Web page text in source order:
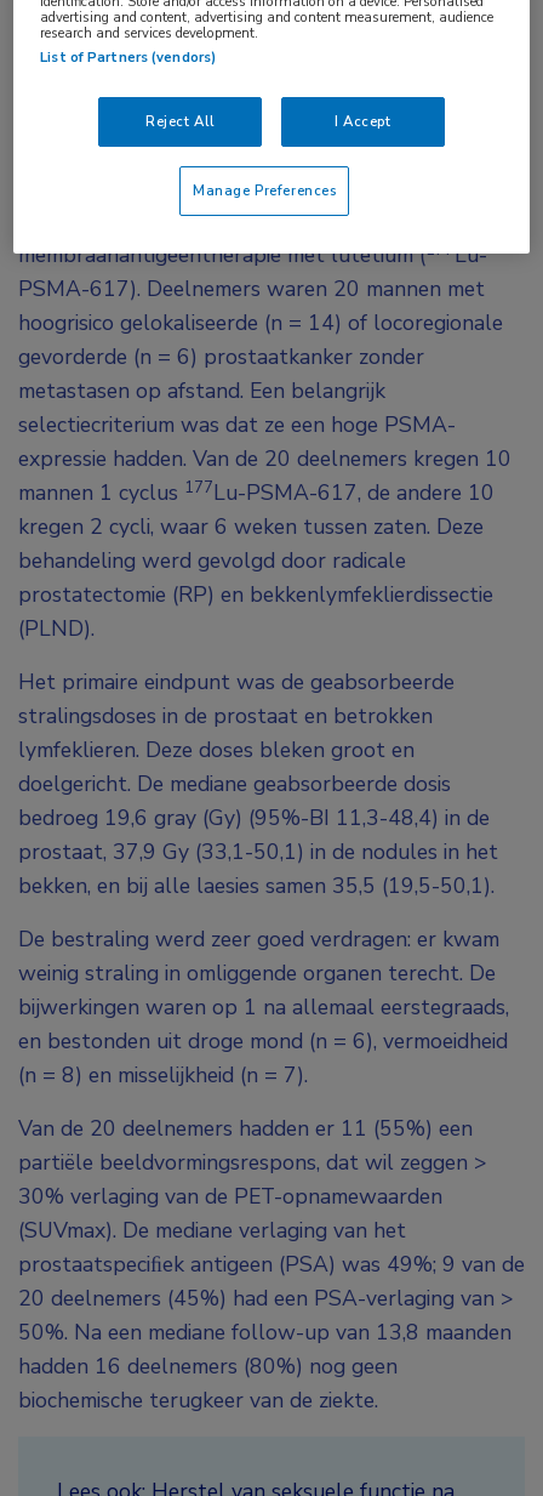
onderzoek is de moeite waard, om te kijken of dit
een effectieve strategie is bij een selectieve
groep patiënten.
De zogenoemde LuTectomy-studie (NCT04430192)
is een open-label, fase I/II-studie naar de dosimetrie,
werkzaamheid en toxiciteit van prostaatspecifieke
membraanantigeentherapie met lutetium (177Lu-
PSMA-617). Deelnemers waren 20 mannen met
hoogrisico gelokaliseerde (n = 14) of locoregionale
gevorderde (n = 6) prostaatkanker zonder
metastasen op afstand. Een belangrijk
selectiecriterium was dat ze een hoge PSMA-
expressie hadden. Van de 20 deelnemers kregen 10
mannen 1 cyclus 177Lu-PSMA-617, de andere 10
kregen 2 cycli, waar 6 weken tussen zaten. Deze
behandeling werd gevolgd door radicale
prostatectomie (RP) en bekkenlymfeklierdissectie
(PLND).
Het primaire eindpunt was de geabsorbeerde
stralingsdoses in de prostaat en betrokken
lymfeklieren. Deze doses bleken groot en
doelgericht. De mediane geabsorbeerde dosis
bedroeg 19,6 gray (Gy) (95%-BI 11,3-48,4) in de
prostaat, 37,9 Gy (33,1-50,1) in de nodules in het
bekken, en bij alle laesies samen 35,5 (19,5-50,1).
De bestraling werd zeer goed verdragen: er kwam
weinig straling in omliggende organen terecht. De
bijwerkingen waren op 1 na allemaal eerstegraads,
en bestonden uit droge mond (n = 6), vermoeidheid
(n = 8) en misselijkheid (n = 7).
Van de 20 deelnemers hadden er 11 (55%) een
partiële beeldvormingsrespons, dat wil zeggen >
30% verlaging van de PET-opnamewaarden
(SUVmax). De mediane verlaging van het
prostaatspeciﬁek antigeen (PSA) was 49%; 9 van de
20 deelnemers (45%) had een PSA-verlaging van >
50%. Na een mediane follow-up van 13,8 maanden
hadden 16 deelnemers (80%) nog geen
biochemische terugkeer van de ziekte.
advertising and content, advertising and content measurement, audience
research and services development.
List of Partners (vendors)
Reject All I Accept
Manage Preferences